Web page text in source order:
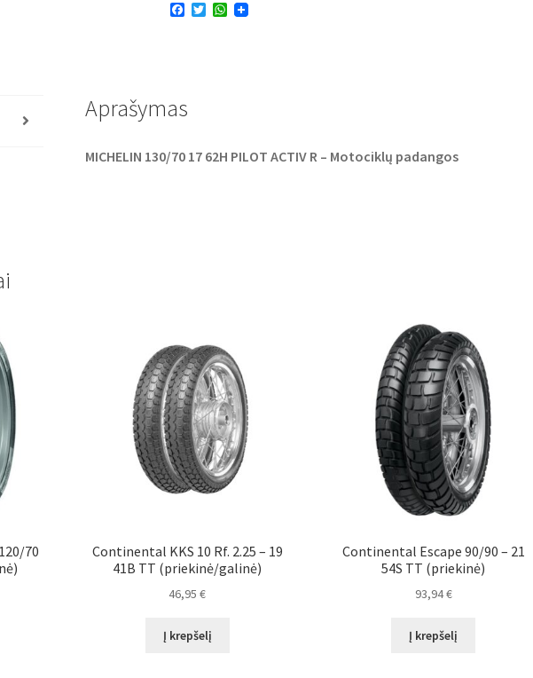
F
k
T
W
Aprašymas
MICHELIN 130/70 17 62H PILOT ACTIV R – Motociklų padangos
70
Continental KKS 10 Rf. 2.25 – 19
41B TT (priekinė/galinė)
46,95€
Į krepšelį
Continental Escape 90/90 – 21
54S TT (priekinė)
93,94€
Į krepšelį